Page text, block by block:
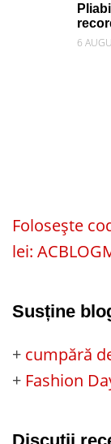
6
Folosește
lei:
Susține
+ cumpără
+ Fashion